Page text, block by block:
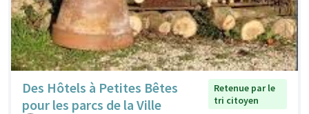
Des Hôtels à Petites Bêtes
pour les parcs de la Ville
Retenue par le
tri citoyen